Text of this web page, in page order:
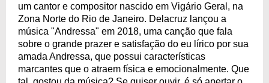
um cantor e compositor nascido em Vigário Geral, na
Zona Norte do Rio de Janeiro. Delacruz lançou a
música "Andressa" em 2018, uma canção que fala
sobre o grande prazer e satisfação do eu lírico por sua
amada Andressa, que possui características
marcantes que o atraem física e emocionalmente. Que